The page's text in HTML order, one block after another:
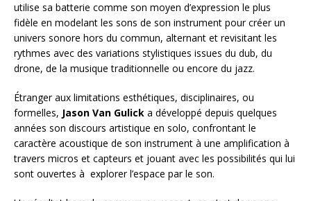
utilise sa batterie comme son moyen d’expression le plus
fidèle en modelant les sons de son instrument pour créer un
univers sonore hors du commun, alternant et revisitant les
rythmes avec des variations stylistiques issues du dub, du
drone, de la musique traditionnelle ou encore du jazz.
Étranger aux limitations esthétiques, disciplinaires, ou
formelles, Jason Van Gulick a développé depuis quelques
années son discours artistique en solo, confrontant le
caractère acoustique de son instrument à une amplification à
travers micros et capteurs et jouant avec les possibilités qui lui
sont ouvertes à explorer l’espace par le son.